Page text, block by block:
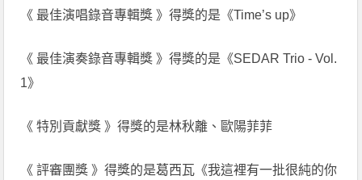
《 最佳演唱錄音專輯獎 》得獎的是《Time’s up》
《 最佳演奏錄音專輯獎 》得獎的是《SEDAR Trio - Vol.
1》
《 特別貢獻獎 》得獎的是林秋離、歐陽菲菲
《 評審團獎 》得獎的是葛西瓦《我這裡有一批很純的你